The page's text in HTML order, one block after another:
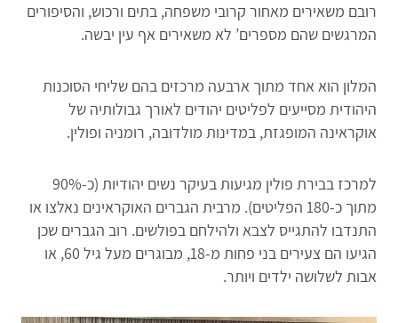
רובם משאירים מאחור קרובי משפחה, בתים ורכוש, והסיפורים
המרגשים שהם מספרים’ לא משאירים אף עין יבשה.
המלון הוא אחד מתוך ארבעה מרכזים בהם שליחי הסוכנות
היהודית מסייעים לפליטים יהודים לאורך גבולותיה של
אוקראינה המופגזת, במדינות מולדובה, רומניה ופולין.
למרכז בבירת פולין מגיעות בעיקר נשים יהודיות (כ-90%
מתוך כ-180 הפליטים). מרבית הגברים האוקראינים נאלצו או
התנדבו להתגייס לצבא ולהילחם בפולשים. רוב הגברים שכן
הגיעו הם צעירים בני פחות מ-18, מבוגרים מעל גיל 60, או
אבות לשלושה ילדים ויותר.